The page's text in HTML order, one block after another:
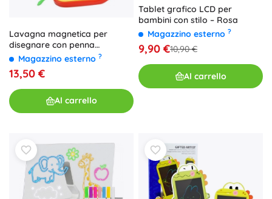
Lavagna magnetica per
disegnare con penna
magnetica e timbri
Magazzino esterno ?
13,50 €
Al carrello
Tablet grafico LCD per
bambini con stilo – Rosa
Magazzino esterno ?
9,90 €10,90 €
Al carrello